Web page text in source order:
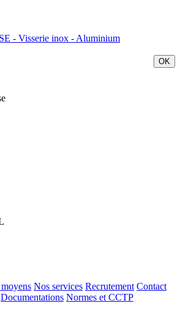
- Visserie inox - Aluminium
OK
Nos services Recrutement Contact
Documentations Normes et CCTP